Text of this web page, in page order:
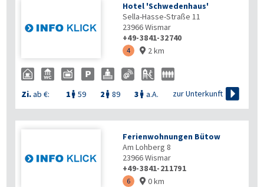
Hotel 'Schwedenhaus'
Sella-Hasse-Straße 11
23966Wismar
+49-3841-32740
4  2 km
Zi.ab €: 1  59 2  89 3  a.A. zur Unterkunft 
Ferienwohnungen Bütow
Am Lohberg 8
23966Wismar
+49-3841-211791
6  0 km